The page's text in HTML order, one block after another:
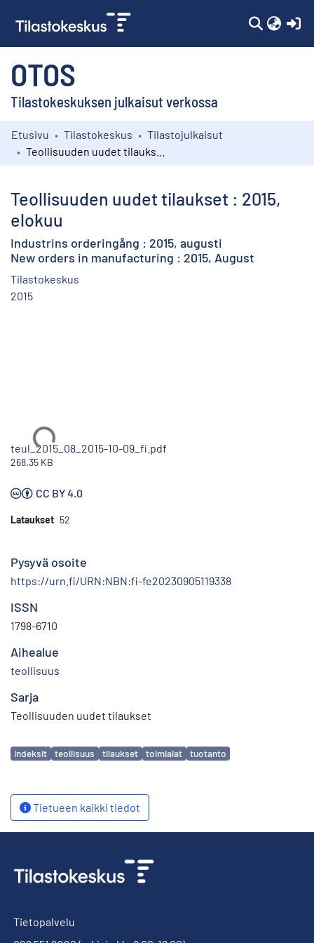
OTOS
Tilastokeskuksen julkaisut verkossa
Kokoelmat
Etusivu Tilastokeskus
Tilastojulkaisut
Teollisuuden uudet tilaukset : 2015,
elokuu
Industrins orderingång : 2015, augusti
New orders in manufacturing : 2015, August
Tilastokeskus
2015
teul_2015_08_2015-10-09_fi.pdf
268.35 KB
CC BY 4.0
Lataukset 52
Pysyvä osoite
https://urn.fi/URN:NBN:fi-fe20230905119338
ISSN
1798-6710
Aihealue
teollisuus
Sarja
Teollisuuden uudet tilaukset
Avainsanat
indeksit teollisuus tilaukset toimialat tuotanto
Tietueen kaikki tiedot
Tietopalvelu